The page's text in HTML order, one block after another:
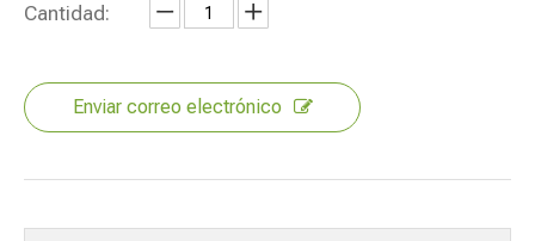
Cantidad:
Enviar correo electrónico